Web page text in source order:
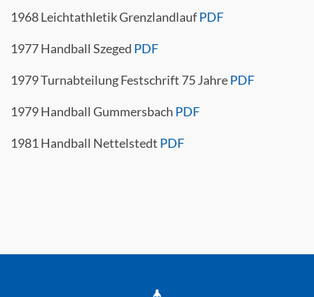
1968 Leichtathletik GrenzlandlaufPDF
1977 Handball Szeged PDF
1979 Turnabteilung Festschrift 75 JahrePDF
1979 Handball Gummersbach PDF
1981 Handball Nettelstedt PDF